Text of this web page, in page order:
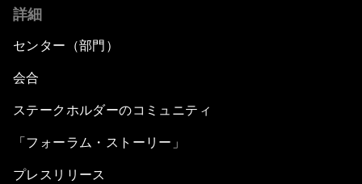
詳細
センター（部門）
会合
ステークホルダーのコミュニティ
「フォーラム・ストーリー」
プレスリリース